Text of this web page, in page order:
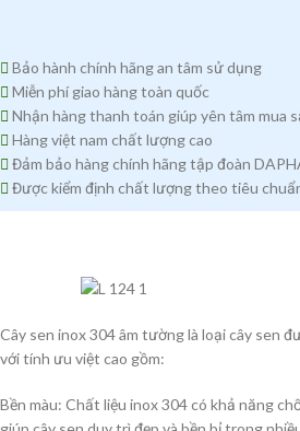
Bảo hành chính hãng an tâm sử dụng
Miễn phí giao hàng toàn quốc
Nhận hàng thanh toán giúp yên tâm mua
Hàng việt nam chất lượng cao
Đảm bảo hàng chính hãng tập đoàn
Được kiểm định chất lượng theo tiêu
Cây sen inox 304 âm tường là loại cây sen
với tính ưu việt cao gồm:
Bền màu: Chất liệu inox 304 có khả năng